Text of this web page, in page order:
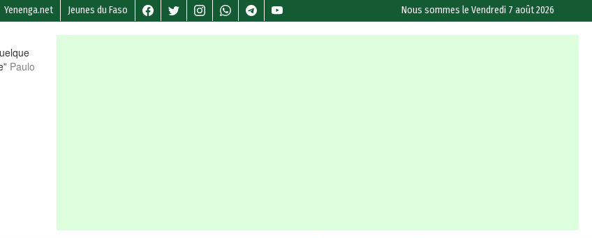
Yenenga.net Jeunes du Faso Nous sommes leVendredi 7 août 2026
Paulo